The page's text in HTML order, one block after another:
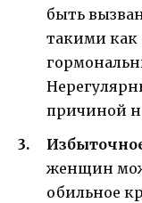
быть
такими как
причиной
женщин
обильное